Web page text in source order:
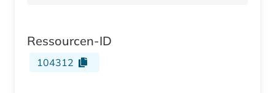
Ressourcen-ID
104312